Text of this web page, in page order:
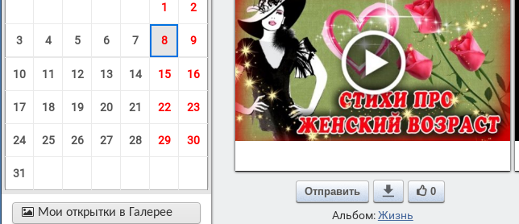
1
2
3 4 5 6 7 8 9
10 11 12 13 14 15 16
17 18 19 20 21 22 23
24 25 26 27 28 29 30
31
 Мои открытки в Галерее
Отправить  0
Альбом:Жизнь